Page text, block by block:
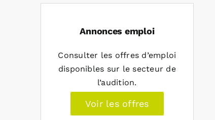
Annonces emploi
Consulter les offres d’emploi
disponibles sur le secteur de
l’audition.
Voir les offres